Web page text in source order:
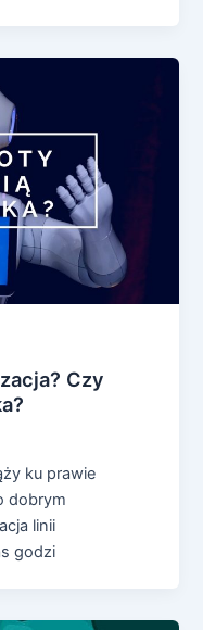
Czy
ku prawie
dobrym
linii
godzi